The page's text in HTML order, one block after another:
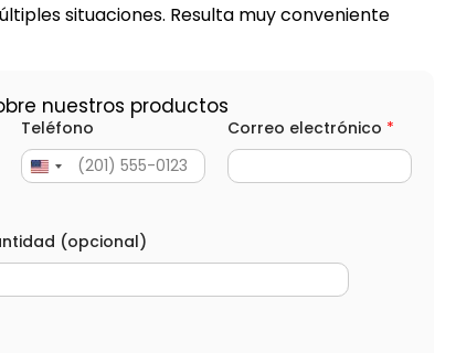
situaciones. Resulta muy conveniente
nuestros productos
Teléfono Correo electrónico *
(opcional)